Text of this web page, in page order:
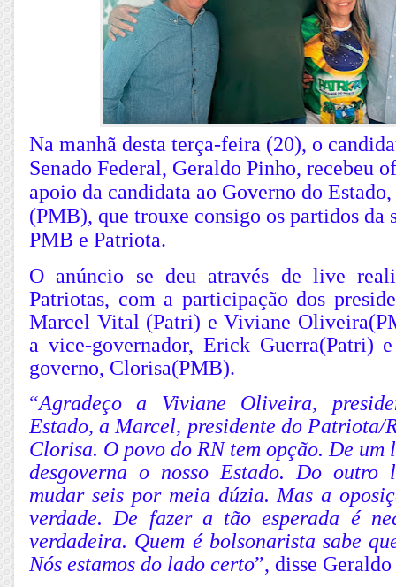
Na manhã desta terça-feira (20), o
Senado Federal, Geraldo Pinho, recebeu
apoio da candidata ao Governo do
(PMB), que trouxe consigo os partidos da
PMB e Patriota.
O anúncio se deu através de live
Patriotas, com a participação dos
Marcel Vital (Patri) e Viviane
a vice-governador, Erick Guerra(Patri)
governo, Clorisa(PMB).
“Agradeço a Viviane Oliveira,
Estado, a Marcel, presidente do Patriota/
Clorisa. O povo do RN tem opção. De um
desgoverna o nosso Estado. Do outro
mudar seis por meia dúzia. Mas a
verdade. De fazer a tão esperada é
verdadeira. Quem é bolsonarista sabe
Nós estamos do lado certo”, disse